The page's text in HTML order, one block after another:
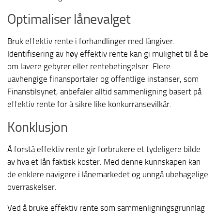
Optimaliser lånevalget
Bruk effektiv rente i forhandlinger med långiver.
Identifisering av høy effektiv rente kan gi mulighet til å be
om lavere gebyrer eller rentebetingelser. Flere
uavhengige finansportaler og offentlige instanser, som
Finanstilsynet, anbefaler alltid sammenligning basert på
effektiv rente for å sikre like konkurransevilkår.
Konklusjon
Å forstå effektiv rente gir forbrukere et tydeligere bilde
av hva et lån faktisk koster. Med denne kunnskapen kan
de enklere navigere i lånemarkedet og unngå ubehagelige
overraskelser.
Ved å bruke effektiv rente som sammenligningsgrunnlag